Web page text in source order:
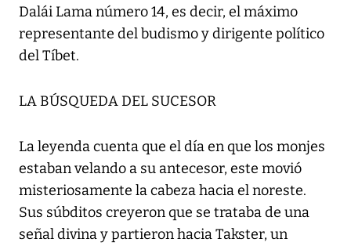
Dalái Lama número 14, es decir, el máximo
representante del budismo y dirigente político
del Tíbet.
LA BÚSQUEDA DEL SUCESOR
La leyenda cuenta que el día en que los monjes
estaban velando a su antecesor, este movió
misteriosamente la cabeza hacia el noreste.
Sus súbditos creyeron que se trataba de una
señal divina y partieron hacia Takster, un